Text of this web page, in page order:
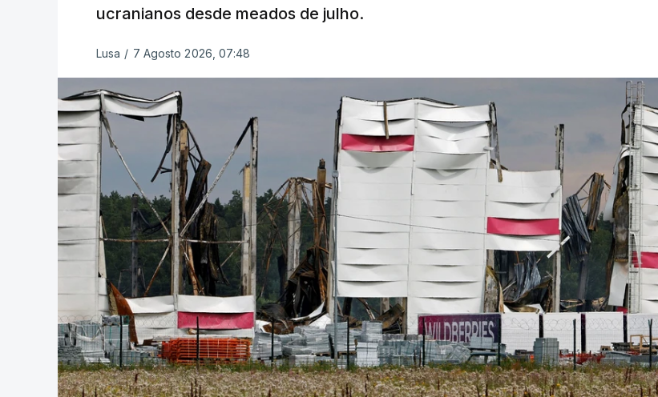
ucranianos desde meados de julho.
Lusa / 7 Agosto 2026, 07:48